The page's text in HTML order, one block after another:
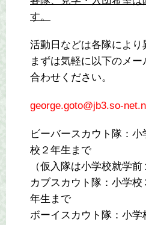
す。
活動日などは各隊により
まずは気軽に以下のメ
合わせください。
george.goto@jb3.so-
ビーバースカウト隊：
校２年生まで
（仮入隊は小学校就学前
カブスカウト隊：小学校
年生まで
ボーイスカウト隊：小